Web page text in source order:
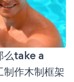
take a
作木制框架